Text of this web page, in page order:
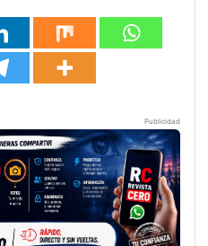
Publicidad